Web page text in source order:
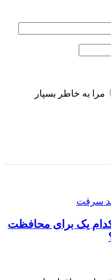
مرا به خاطر بسپار
سرقت
یک برای محافظت